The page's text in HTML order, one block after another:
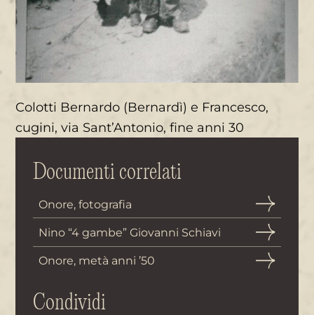
Colotti Bernardo (Bernardì) e Francesco,
cugini, via Sant’Antonio, fine anni 30
Documenti correlati
Onore, fotografia
Nino “4 gambe” Giovanni Schiavi
Onore, metà anni ’50
Condividi